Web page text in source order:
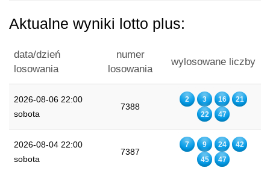
Aktualne wyniki lotto plus:
data/dzień
losowania
numer
losowania
wylosowane liczby
2026-08-06 22:00
sobota
7388
2 3 16
21
22
47
2026-08-04 22:00
sobota
7387
7 9 24
42
45
47